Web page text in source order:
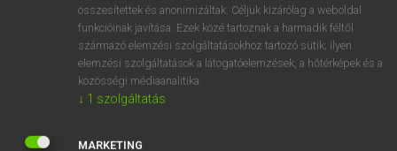
OOOOPS!
összesítettek és anonimizáltak. Céljuk kizárólag a weboldal
funkcióinak javítása. Ezek közé tartoznak a harmadik féltől
származó elemzési szolgáltatásokhoz tartozó sütik; ilyen
elemzési szolgáltatások a látogatóelemzések, a hőtérképek és a
közösségi médiaanalitika.
↓ 1 szolgáltatás
MARKETING